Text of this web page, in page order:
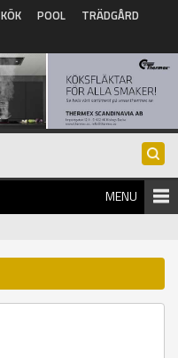
KÖK POOL
TRÄDGÅRD
MENU